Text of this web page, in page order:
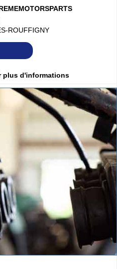
ROUFFIGNY
plus d'informations